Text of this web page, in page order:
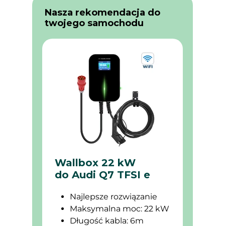
Wallbox 22 kW
do Audi Q7 TFSI e
Najlepsze rozwiązanie
Maksymalna moc: 22 kW
Długość kabla: 6m
Nasza rekomendacja do
twojego samochodu